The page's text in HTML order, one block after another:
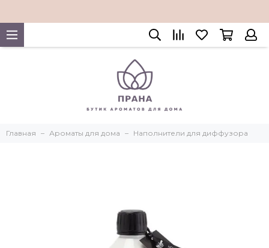
Главная Ароматы для дома Наполнители для диффузора